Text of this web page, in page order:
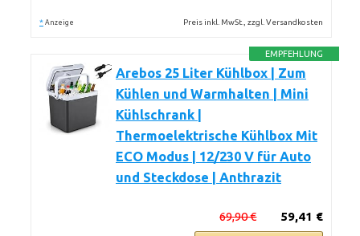
* Anzeige Preis inkl. MwSt., zzgl. Versandkosten
EMPFEHLUNG
Arebos 25 Liter Kühlbox | Zum
Kühlen und Warmhalten | Mini
Kühlschrank |
Thermoelektrische Kühlbox Mit
ECO Modus | 12/230 V für Auto
und Steckdose | Anthrazit
59,41 €
69,90 €